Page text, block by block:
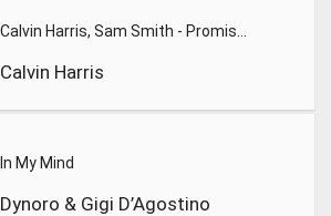
Calvin Harris
In My Mind
Dynoro & Gigi D’Agostino